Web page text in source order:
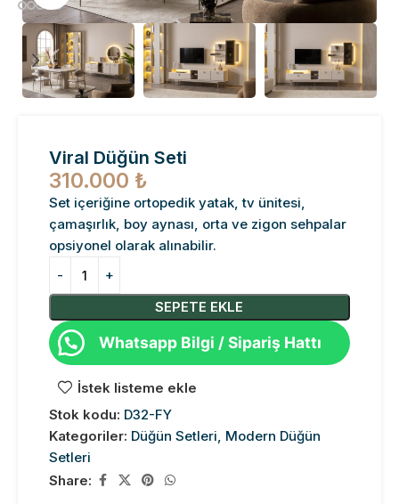
Viral Düğün Seti
310.000 ₺
Set içeriğine ortopedik yatak, tv ünitesi,
çamaşırlık, boy aynası, orta ve zigon sehpalar
opsiyonel olarak alınabilir.
SEPETE EKLE
Whatsapp Bilgi / Sipariş Hattı
İstek listeme ekle
Stok kodu: D32-FY
Kategoriler: Düğün Setleri, Modern Düğün
Setleri
Share: